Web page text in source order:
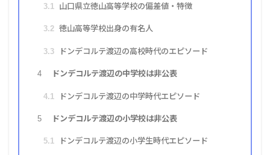
3.1 山口県立徳山高等学校の偏差値・特徴
3.2 徳山高等学校出身の有名人
3.3 ドンデコルテ渡辺の高校時代のエピソード
4 ドンデコルテ渡辺の中学校は非公表
4.1 ドンデコルテ渡辺の中学時代エピソード
5 ドンデコルテ渡辺の小学校は非公表
5.1 ドンデコルテ渡辺の小学生時代エピソード